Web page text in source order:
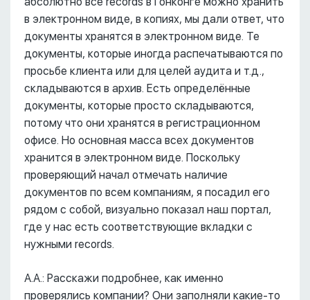
в электронном виде, в копиях, мы дали ответ, что
документы хранятся в электронном виде. Те
документы, которые иногда распечатываются по
просьбе клиента или для целей аудита и т.д.,
складываются в архив. Есть определённые
документы, которые просто складываются,
потому что они хранятся в регистрационном
офисе. Но основная масса всех документов
хранится в электронном виде. Поскольку
проверяющий начал отмечать наличие
документов по всем компаниям, я посадил его
рядом с собой, визуально показал наш портал,
где у нас есть соответствующие вкладки с
нужными records.
А.А.: Расскажи подробнее, как именно
проверялись компании? Они заполняли какие-то